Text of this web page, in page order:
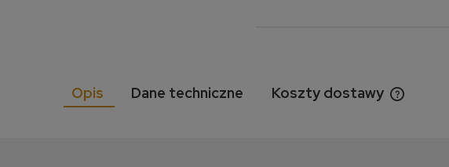
Opis Dane techniczne Koszty dostawy